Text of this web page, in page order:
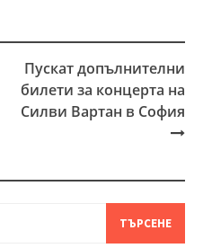
Пускат допълнителни
билети за концерта на
Силви Вартан в София